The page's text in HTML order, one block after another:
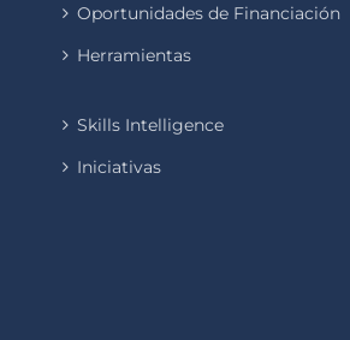
Oportunidades de Financiación
Herramientas
Skills Intelligence
Iniciativas